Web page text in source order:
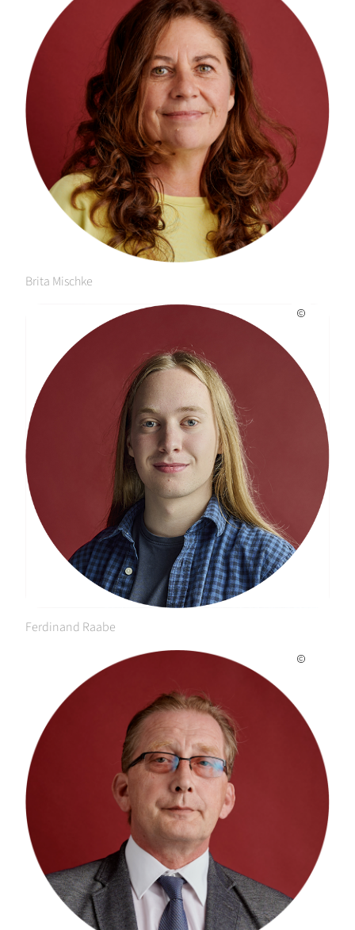
Brita Mischke
Ferdinand Raabe